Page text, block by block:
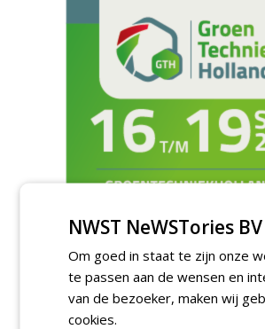
TENDERS
Academisch Ziekenhuis
onderhoud terreinen MUMC+
Hoveniers, Dolmans Landscaping
Infracilities
NWST NeWSTories BV
Om goed in staat te zijn onze
te passen aan de wensen en
van de bezoeker, maken wij
cookies.